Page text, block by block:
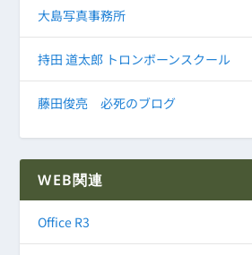
大島写真事務所
持田 道太郎 トロンボーンスクール
藤田俊亮 必死のブログ
WEB関連
Office R3